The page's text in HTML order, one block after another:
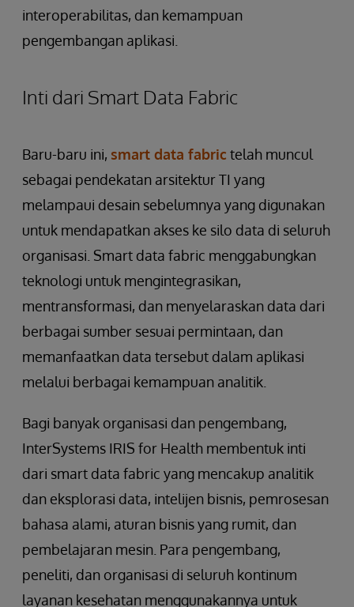
interoperabilitas, dan kemampuan
pengembangan aplikasi.
Inti dari Smart Data Fabric
Baru-baru ini, smart data fabric telah muncul
sebagai pendekatan arsitektur TI yang
melampaui desain sebelumnya yang digunakan
untuk mendapatkan akses ke silo data di seluruh
organisasi. Smart data fabric menggabungkan
teknologi untuk mengintegrasikan,
mentransformasi, dan menyelaraskan data dari
berbagai sumber sesuai permintaan, dan
memanfaatkan data tersebut dalam aplikasi
melalui berbagai kemampuan analitik.
Bagi banyak organisasi dan pengembang,
InterSystems IRIS for Health membentuk inti
dari smart data fabric yang mencakup analitik
dan eksplorasi data, intelijen bisnis, pemrosesan
bahasa alami, aturan bisnis yang rumit, dan
pembelajaran mesin. Para pengembang,
peneliti, dan organisasi di seluruh kontinum
layanan kesehatan menggunakannya untuk